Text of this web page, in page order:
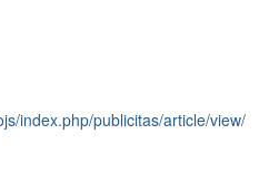
index.php/publicitas/article/view/